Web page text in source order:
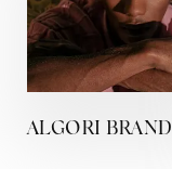
ALGORI BRAND